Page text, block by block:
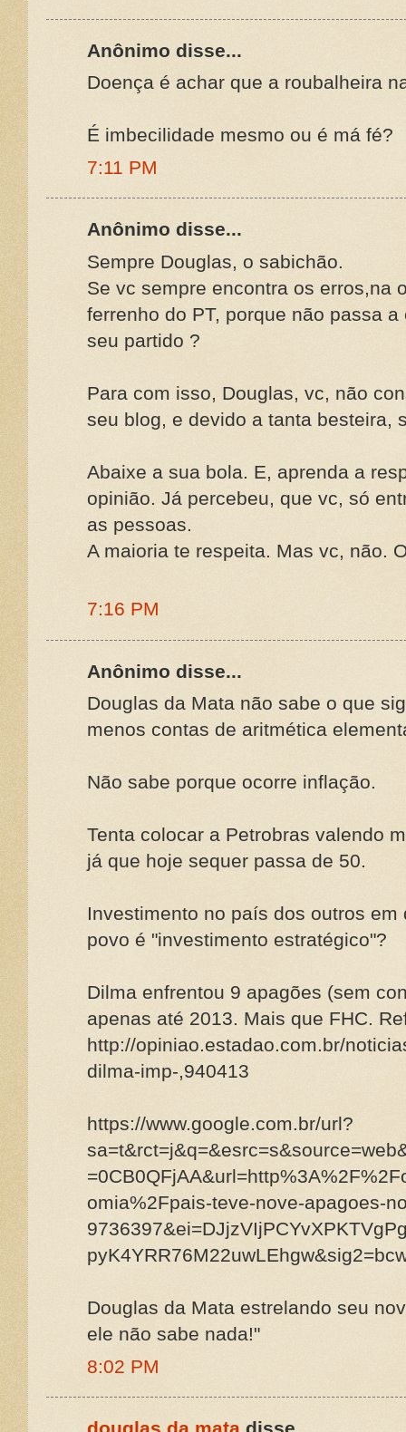
Anônimo disse...
Doença é achar que a roubalheira
É imbecilidade mesmo ou é má fé?
7:11 PM
Anônimo disse...
Sempre Douglas, o sabichão.
Se vc sempre encontra os erros,na
ferrenho do PT, porque não passa
seu partido ?
Para com isso, Douglas, vc, não
seu blog, e devido a tanta besteira,
Abaixe a sua bola. E, aprenda a
opinião. Já percebeu, que vc, só
as pessoas.
A maioria te respeita. Mas vc, não.
7:16 PM
Anônimo disse...
Douglas da Mata não sabe o que
menos contas de aritmética
Não sabe porque ocorre inflação.
Tenta colocar a Petrobras valendo
já que hoje sequer passa de 50.
Investimento no país dos outros
povo é "investimento estratégico"?
Dilma enfrentou 9 apagões (sem
apenas até 2013. Mais que FHC.
http://opiniao.estadao.com.br/
dilma-imp-,940413
https://www.google.com.br/url?
omia%2Fpais-teve-nove-apagoes-
Douglas da Mata estrelando seu
ele não sabe nada!"
8:02 PM